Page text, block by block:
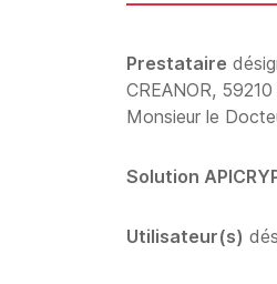
Prestataire
CREANOR,
Monsieur le
Solution
Utilisateur(s)